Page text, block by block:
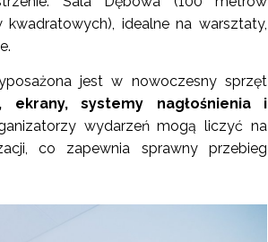
idealne na warsztaty,
jest w nowoczesny sprzęt
ekrany, systemy nagłośnienia i
wydarzeń mogą liczyć na
co zapewnia sprawny przebieg